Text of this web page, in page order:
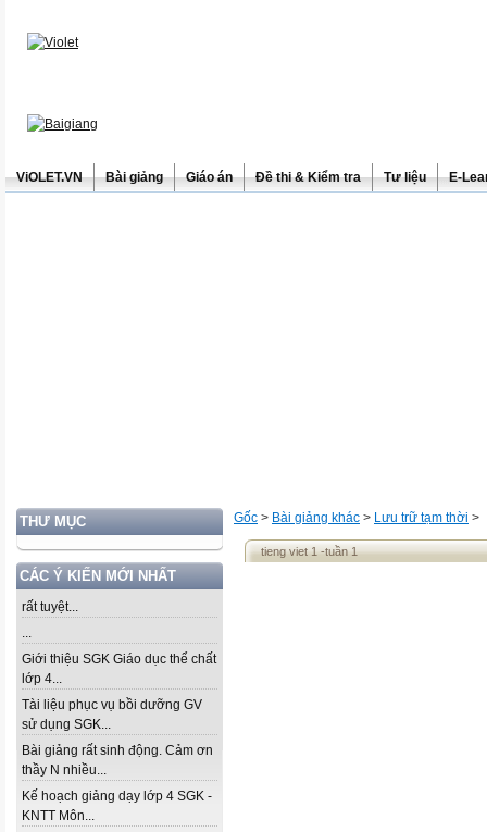
ViOLET.VN Bài giảng Giáo án Đề thi & Kiểm tra Tư liệu E-
THƯ MỤC
CÁC Ý KIẾN MỚI NHẤT
rất tuyệt...
...
Giới thiệu SGK Giáo dục thể chất
lớp 4...
Tài liệu phục vụ bồi dưỡng GV
sử dụng SGK...
Bài giảng rất sinh động. Cảm ơn
thầy N nhiều...
Kế hoạch giảng dạy lớp 4 SGK -
KNTT Môn...
Gốc > Bài giảng khác > Lưu trữ tạm thời >
tieng viet 1 -tuần 1